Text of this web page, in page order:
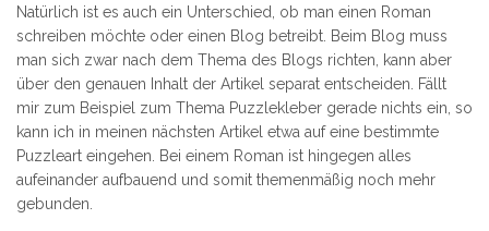
Natürlich ist es auch ein Unterschied, ob man einen Roman
schreiben möchte oder einen Blog betreibt. Beim Blog muss
man sich zwar nach dem Thema des Blogs richten, kann aber
über den genauen Inhalt der Artikel separat entscheiden. Fällt
mir zum Beispiel zum Thema Puzzlekleber gerade nichts ein, so
kann ich in meinen nächsten Artikel etwa auf eine bestimmte
Puzzleart eingehen. Bei einem Roman ist hingegen alles
aufeinander aufbauend und somit themenmäßig noch mehr
gebunden.